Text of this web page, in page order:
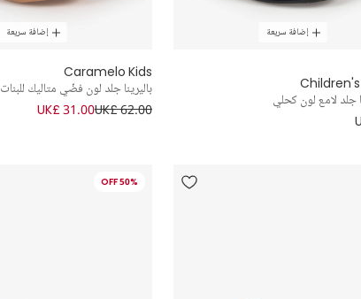
إضافة سريعة
جلد لامع لون كحلي
إضافة سريعة
Caramelo Kids
باليرينا جلد لون فضّي متاليك للبنات
UK£ 62.00
UK£ 31.00
50% OFF